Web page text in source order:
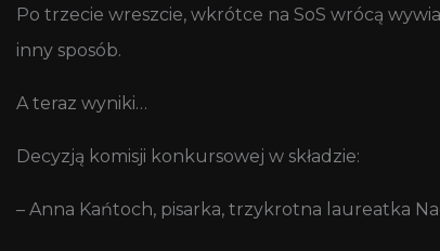
Po trzecie wreszcie, wkrótce na SoS wrócą
inny sposób.
A teraz wyniki…
Decyzją komisji konkursowej w składzie:
– Anna Kańtoch, pisarka, trzykrotna laureatka